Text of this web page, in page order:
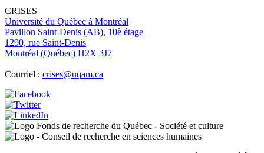
CRISES
Université du Québec à Montréal
Pavillon Saint-Denis (AB), 10è étage
1290, rue Saint-Denis
Montréal (Québec) H2X 3J7
Courriel : crises@uqam.ca
Image
Image
Image
Image
Image